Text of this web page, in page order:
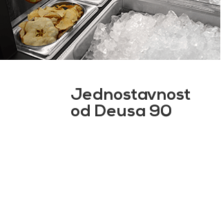
Jednostavnost
od Deusa 90​